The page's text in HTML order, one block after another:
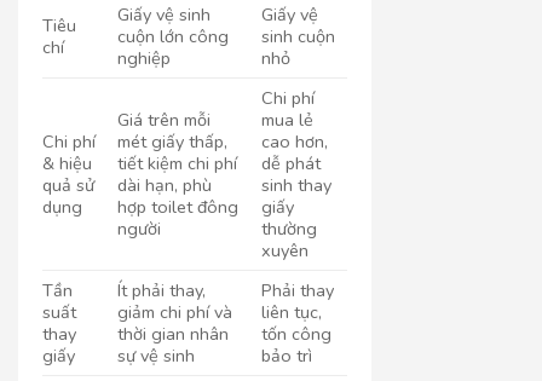
Tiêu
chí
Giấy vệ sinh
cuộn lớn công
nghiệp
Giấy vệ
sinh cuộn
nhỏ
Chi phí
& hiệu
quả sử
dụng
Giá trên mỗi
mét giấy thấp,
tiết kiệm chi phí
dài hạn, phù
hợp toilet đông
người
Chi phí
mua lẻ
cao hơn,
dễ phát
sinh thay
giấy
thường
xuyên
Tần
suất
thay
giấy
Ít phải thay,
giảm chi phí và
thời gian nhân
sự vệ sinh
Phải thay
liên tục,
tốn công
bảo trì